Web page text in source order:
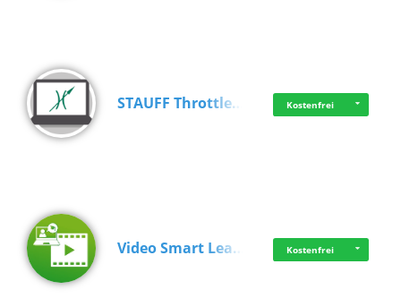
STAUFF Throttle… Kostenfrei
Video Smart Lea… Kostenfrei